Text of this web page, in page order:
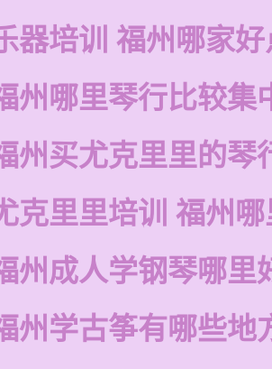
器培训 福州哪家好
州哪里琴行比较集
州买尤克里里的琴
克里里培训 福州
州成人学钢琴哪里
州学古筝有哪些地